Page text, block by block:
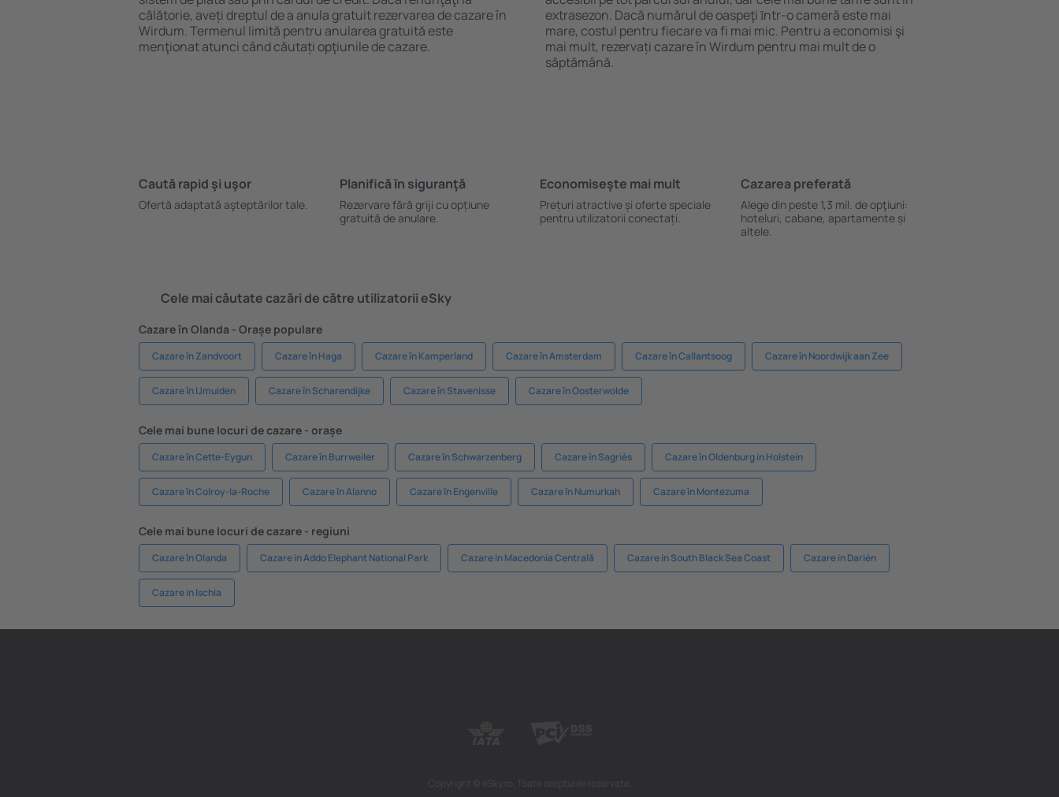
călătorie, aveți dreptul de a anula gratuit rezervarea de cazare în
Wirdum. Termenul limită pentru anularea gratuită este
menţionat atunci când căutați opţiunile de cazare.
extrasezon. Dacă numărul de oaspeţi ȋntr-o cameră este mai
mare, costul pentru fiecare va fi mai mic. Pentru a economisi şi
mai mult, rezervați cazare în Wirdum pentru mai mult de o
săptămână.
Caută rapid şi uşor
Ofertă adaptată aşteptărilor tale.
Planifică ȋn siguranţă
Rezervare fără griji cu opțiune
gratuită de anulare.
Economiseşte mai mult
Prețuri atractive și oferte speciale
pentru utilizatorii conectați.
Cazarea preferată
Alege din peste 1,3 mil. de opţiuni:
hoteluri, cabane, apartamente și
altele.
Cele mai căutate cazări de către utilizatorii eSky
Cazare în Olanda - Orașe populare
Cazare în Zandvoort Cazare în Haga Cazare în Kamperland Cazare în Amsterdam Cazare în Callantsoog Cazare în Noordwijk aan Zee
Cazare în IJmuiden Cazare în Scharendijke Cazare în Stavenisse Cazare în Oosterwolde
Cele mai bune locuri de cazare - orașe
Cazare în Cette-Eygun Cazare în Burrweiler Cazare în Schwarzenberg Cazare în Sagriès Cazare în Oldenburg in Holstein
Cazare în Colroy-la-Roche Cazare în Alanno Cazare în Engenville Cazare în Numurkah Cazare în Montezuma
Cele mai bune locuri de cazare - regiuni
Cazare în Olanda Cazare in Addo Elephant National Park Cazare in Macedonia Centrală Cazare in South Black Sea Coast Cazare in Darién
Cazare in Ischia
Copyright © eSky.ro. Toate drepturile rezervate.